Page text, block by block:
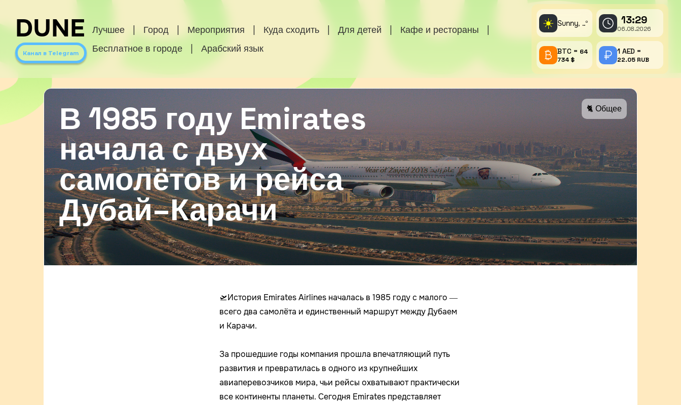
DUNE
Канал в Telegram
Лучшее Город Мероприятия Куда сходить Для детей Кафе и рестораны
Бесплатное в городе
Арабский язык
☀️ Sunny, ..° 13:29
06.08.2026
BTC = 64
734 $
1 AED =
22.05 RUB
В 1985 году Emirates
начала с двух
самолётов и рейса
Дубай–Карачи
🐈 Общее
🛫История Emirates Airlines началась в 1985 году с малого —
всего два самолёта и единственный маршрут между Дубаем
и Карачи.
За прошедшие годы компания прошла впечатляющий путь
развития и превратилась в одного из крупнейших
авиаперевозчиков мира, чьи рейсы охватывают практически
все континенты планеты. Сегодня Emirates представляет